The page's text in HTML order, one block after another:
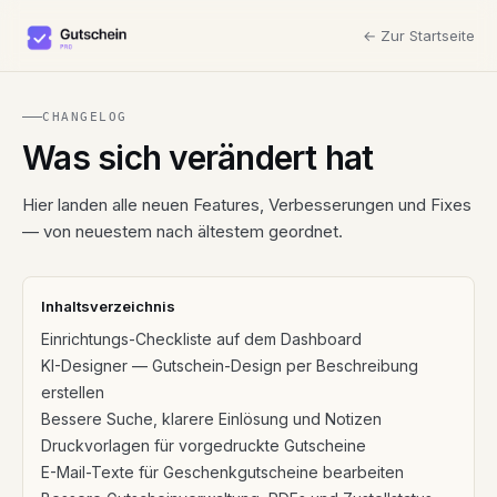
← Zur Startseite
CHANGELOG
Was sich verändert hat
Hier landen alle neuen Features, Verbesserungen und Fixes
— von neuestem nach ältestem geordnet.
Inhaltsverzeichnis
Einrichtungs-Checkliste auf dem Dashboard
KI-Designer — Gutschein-Design per Beschreibung
erstellen
Bessere Suche, klarere Einlösung und Notizen
Druckvorlagen für vorgedruckte Gutscheine
E-Mail-Texte für Geschenkgutscheine bearbeiten